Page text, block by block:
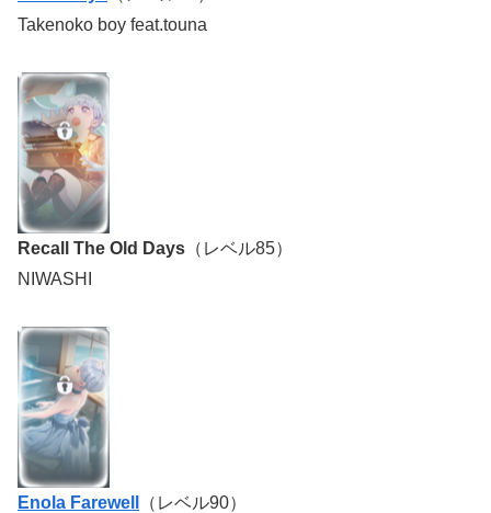
Takenoko boy feat.touna
Recall The Old Days （レベル85）
NIWASHI
Enola Farewell
（レベル90）